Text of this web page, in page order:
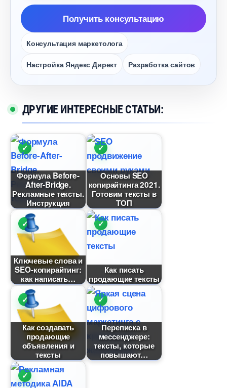
Получить консультацию
Консультация маркетолога
Настройка Яндекс Директ Разработка сайто
ДРУГИЕ ИНТЕРЕСНЫЕ СТАТЬИ:
Формула Before-
After-Bridge.
Рекламные тексты.
Инструкция
Основы SEO
копирайтинга 2021.
Готовим тексты
ТОП
Ключевые слова и
SEO-копирайтинг:
как написать
Как писать
продающие тексты
Как создавать
продающие
объявления и
тексты
Переписка
мессенджере:
тексты, которые
повышают